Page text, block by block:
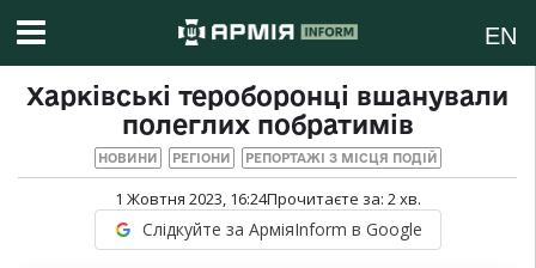
EN
Харківські тероборонці вшанували
полеглих побратимів
НОВИНИ РЕГІОНИ РЕПОРТАЖІ З МІСЦЯ ПОДІЙ
1 Жовтня 2023, 16:24Прочитаєте за: 2хв.
Слідкуйте за АрміяInform в Google